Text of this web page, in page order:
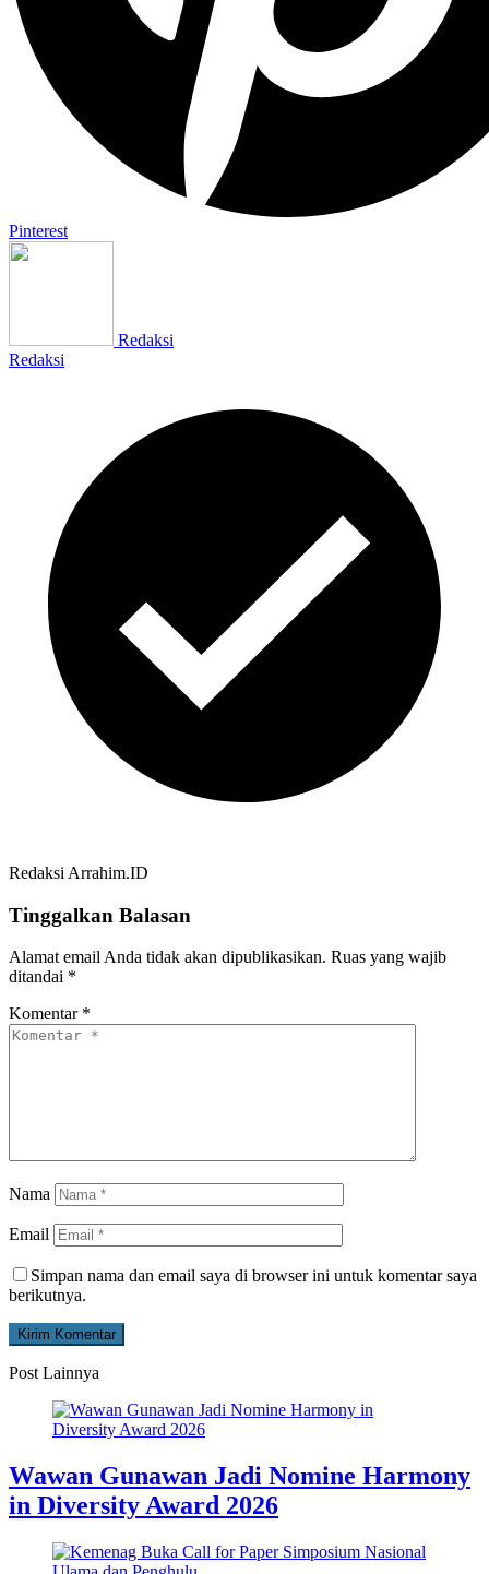
Pinterest
Redaksi
Redaksi
Redaksi Arrahim.ID
Tinggalkan Balasan
Alamat email Anda tidak akan dipublikasikan. Ruas yang wajib
ditandai *
Komentar *
Nama
Email
Simpan nama dan email saya di browser ini untuk komentar saya
berikutnya.
Post Lainnya
Wawan Gunawan Jadi Nomine Harmony
in Diversity Award 2026